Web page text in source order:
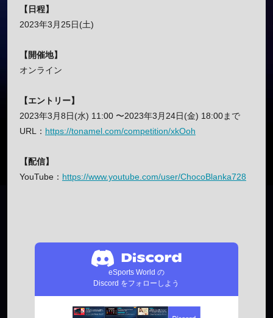
【日程】
2023年3月25日(土)
【開催地】
オンライン
【エントリー】
2023年3月8日(水) 11:00 〜2023年3月24日(金) 18:00まで
URL： https://tonamel.com/competition/xkOoh
【配信】
YouTube： https://www.youtube.com/user/ChocoBlanka728
eSports World の
Discord をフォローしよう